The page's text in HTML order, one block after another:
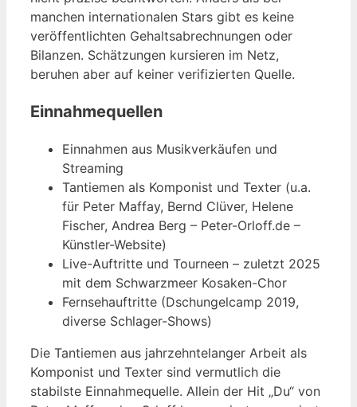
manchen internationalen Stars gibt es keine
veröffentlichten Gehaltsabrechnungen oder
Bilanzen. Schätzungen kursieren im Netz,
beruhen aber auf keiner verifizierten Quelle.
Einnahmequellen
Einnahmen aus Musikverkäufen und
Streaming
Tantiemen als Komponist und Texter (u.a.
für Peter Maffay, Bernd Clüver, Helene
Fischer, Andrea Berg – Peter-Orloff.de –
Künstler-Website)
Live-Auftritte und Tourneen – zuletzt 2025
mit dem Schwarzmeer Kosaken-Chor
Fernsehauftritte (Dschungelcamp 2019,
diverse Schlager-Shows)
Die Tantiemen aus jahrzehntelanger Arbeit als
Komponist und Texter sind vermutlich die
stabilste Einnahmequelle. Allein der Hit „Du“ von